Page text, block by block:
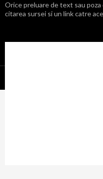
Orice preluare de text sau
citarea sursei si un link catre